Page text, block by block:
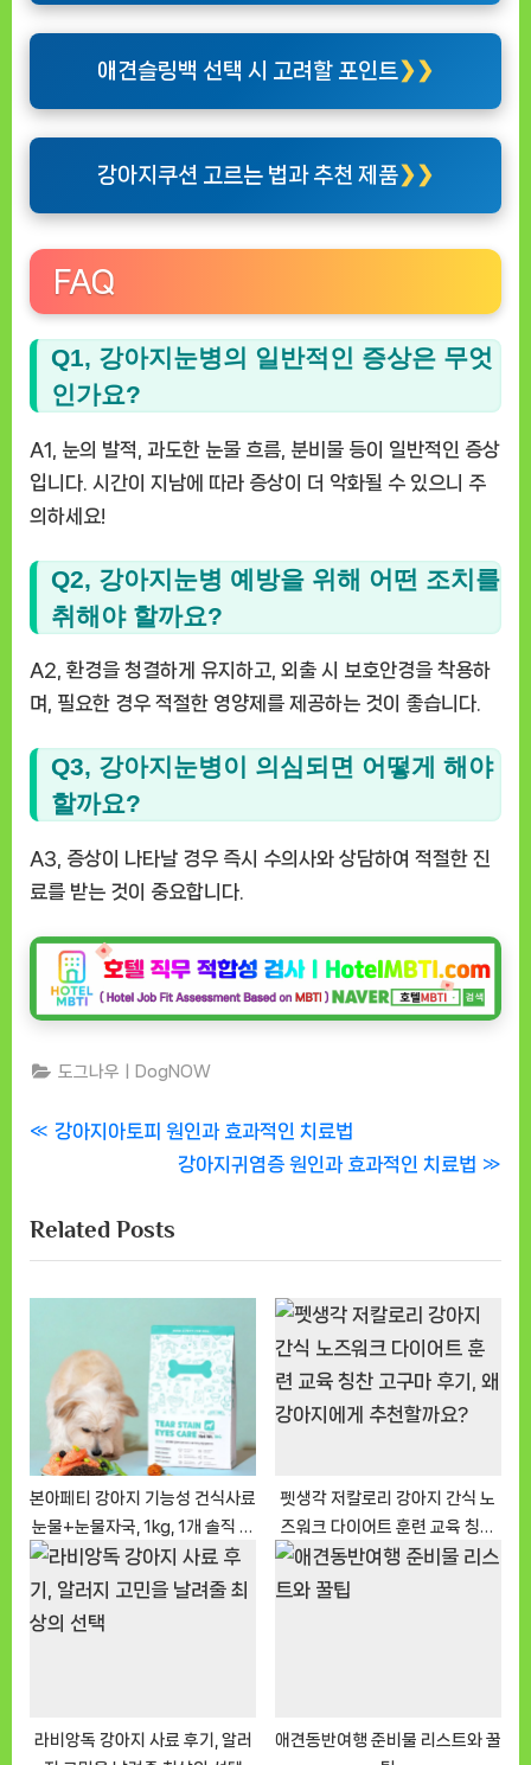
애견슬링백 선택 시 고려할 포인트
강아지쿠션 고르는 법과 추천 제품
FAQ
Q1, 강아지눈병의 일반적인 증상은 무엇
인가요?
A1, 눈의 발적, 과도한 눈물 흐름, 분비물 등이 일반적인 증상
입니다. 시간이 지남에 따라 증상이 더 악화될 수 있으니 주
의하세요!
Q2, 강아지눈병 예방을 위해 어떤 조치를
취해야 할까요?
A2, 환경을 청결하게 유지하고, 외출 시 보호안경을 착용하
며, 필요한 경우 적절한 영양제를 제공하는 것이 좋습니다.
Q3, 강아지눈병이 의심되면 어떻게 해야
할까요?
A3, 증상이 나타날 경우 즉시 수의사와 상담하여 적절한 진
료를 받는 것이 중요합니다.
도그나우ㅣDogNOW
글
색
P
v
i
o
s
P
o
s
t
:
강아지아토피 원인과 효과적인 치료법
N
t
P
o
s
t
:
강아지귀염증 원인과 효과적인 치료법
Related Posts
본아페티 강아지 기능성 건식사료
눈물+눈물자국, 1kg, 1개 솔직 후
기
펫생각 저칼로리 강아지 간식 노
즈워크 다이어트 훈련 교육 칭찬
고구마 후기, 왜 강아지에게 추천
라비앙독 강아지 사료 후기, 알러
애견동반여행 준비물 리스트와 꿀